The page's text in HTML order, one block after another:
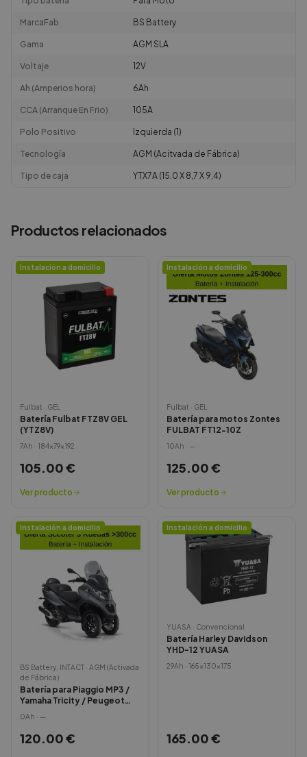
MarcaFab BS Battery
Gama AGM SLA
Voltaje 12V
Ah (Amperios hora) 6Ah
CCA (Arranque En Frio) 105A
Polo Positivo Izquierda (1)
Tecnología AGM (Acitvada de Fábrica)
Tipo de caja YTX7A (15.0 X 8,7 X 9,4)
Productos relacionados
Instalación a domicilio
Fulbat · GEL
Batería Fulbat FTZ8V GEL
(YTZ8V)
7Ah · 184x79x192
105.00€
Ver producto
Instalación a domicilio
Fulbat · GEL
Batería para motos Zontes
FULBAT FT12-10Z
10Ah · —
125.00€
Ver producto
Instalación a domicilio
BS Battery, INTACT · AGM (Activada
de Fábrica)
Batería para Piaggio MP3 /
Yamaha Tricity / Peugeot
Metropolis
0Ah · —
120.00€
Instalación a domicilio
YUASA · Convencional
Batería Harley Davidson
YHD-12 YUASA
29Ah · 165x130x175
165.00€